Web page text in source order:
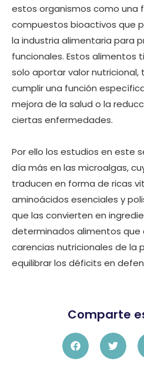
estos organismos como una
compuestos bioactivos que
la industria alimentaria para
funcionales. Estos alimentos
solo aportar valor nutricional,
cumplir una función
mejora de la salud o la
ciertas enfermedades.
Por ello los estudios en este
día más en las microalgas,
traducen en forma de ricas
aminoácidos esenciales y
que las convierten en
determinados alimentos que
carencias nutricionales de la
equilibrar los déficits en
Comparte